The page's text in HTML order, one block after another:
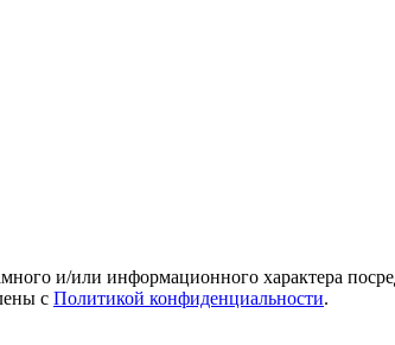
и/или информационного характера
с Политикой конфиденциальности.